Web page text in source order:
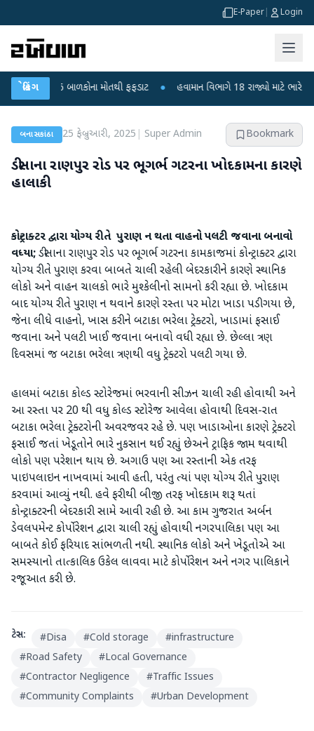
E-Paper Login
બ્રેકિંગ
6 બાળકોના મોતથી ફફડાટ ● હવામાન વિભાગે 18 રાજ્યો માટે ભારે વરસાદની
બનાસકાંઠા 25 ફેબ્રુઆરી, 2025 Super Admin Bookmark
ડીસાના રાણપુર રોડ પર ભૂગર્ભ ગટરના ખોદકામના કારણે
હાલાકી
કોન્ટ્રાક્ટર દ્વારા યોગ્ય રીતે પુરાણ ન થતા વાહનો પલટી જવાના બનાવો
વધ્યા;ડીસાના રાણપુર રોડ પર ભૂગર્ભ ગટરના કામકાજમાં કોન્ટ્રાક્ટર દ્વારા
યોગ્ય રીતે પુરાણ કરવા બાબતે ચાલી રહેલી બેદરકારીને કારણે સ્થાનિક
લોકો અને વાહન ચાલકો ભારે મુશ્કેલીનો સામનો કરી રહ્યા છે. ખોદકામ
બાદ યોગ્ય રીતે પુરાણ ન થવાને કારણે રસ્તા પર મોટા ખાડા પડી ગયા છે,
જેના લીધે વાહનો, ખાસ કરીને બટાકા ભરેલા ટ્રેક્ટરો, ખાડામાં ફસાઈ
જવાના અને પલટી ખાઈ જવાના બનાવો વધી રહ્યા છે. છેલ્લા ત્રણ
દિવસમાં જ બટાકા ભરેલા ત્રણથી વધુ ટ્રેક્ટરો પલટી ગયા છે.
હાલમાં બટાકા કોલ્ડ સ્ટોરેજમાં ભરવાની સીઝન ચાલી રહી હોવાથી અને
આ રસ્તા પર 20 થી વધુ કોલ્ડ સ્ટોરેજ આવેલા હોવાથી દિવસ-રાત
બટાકા ભરેલા ટ્રેક્ટરોની અવરજવર રહે છે. પણ ખાડાઓના કારણે ટ્રેક્ટરો
ફસાઈ જતાં ખેડૂતોને ભારે નુકસાન થઈ રહ્યું છેઅને ટ્રાફિક જામ થવાથી
લોકો પણ પરેશાન થાય છે. અગાઉ પણ આ રસ્તાની એક તરફ
પાઇપલાઇન નાખવામાં આવી હતી, પરંતુ ત્યાં પણ યોગ્ય રીતે પુરાણ
કરવામાં આવ્યું નથી. હવે ફરીથી બીજી તરફ ખોદકામ શરૂ થતાં
કોન્ટ્રાક્ટરની બેદરકારી સામે આવી રહી છે. આ કામ ગુજરાત અર્બન
ડેવલપમેન્ટ કોર્પોરેશન દ્વારા ચાલી રહ્યું હોવાથી નગરપાલિકા પણ આ
બાબતે કોઈ ફરિયાદ સાંભળતી નથી. સ્થાનિક લોકો અને ખેડૂતોએ આ
સમસ્યાનો તાત્કાલિક ઉકેલ લાવવા માટે કોર્પોરેશન અને નગર પાલિકાને
રજૂઆત કરી છે.
ટેગ્સ: #Disa #Cold storage #infrastructure
#Road Safety #Local Governance
#Contractor Negligence #Traffic Issues
#Community Complaints #Urban Development